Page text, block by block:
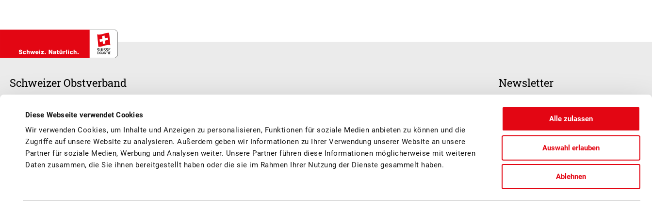
Diese Webseite verwendet Cookies
Wir verwenden Cookies, um Inhalte und Anzeigen zu personalisieren, Funktionen für soziale Medien anbieten zu können und die
Zugriffe auf unsere Website zu analysieren. Außerdem geben wir Informationen zu Ihrer Verwendung unserer Website an unsere
Partner für soziale Medien, Werbung und Analysen weiter. Unsere Partner führen diese Informationen möglicherweise mit weiteren
Daten zusammen, die Sie ihnen bereitgestellt haben oder die sie im Rahmen Ihrer Nutzung der Dienste gesammelt haben.
Alle zulassen
Auswahl erlauben
Ablehnen
Schweizer Obstverband
Unser Herz schlägt für Schweizer Früchte und Säfte – frisch, saisonal und nachhaltig produziert. Wir engagieren uns für beste Produktions-
kannst.
Newsletter
© Schweizer Obstverband